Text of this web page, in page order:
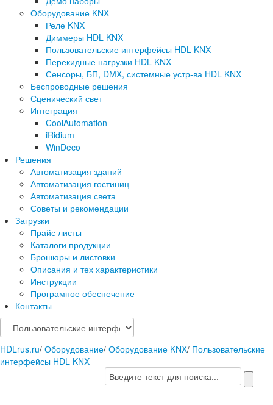
Оборудование KNX
Реле KNX
Диммеры HDL KNX
Пользовательские интерфейсы HDL KNX
Перекидные нагрузки HDL KNX
Сенсоры, БП, DMX, системные устр-ва HDL KNX
Беспроводные решения
Сценический свет
Интеграция
CoolAutomation
iRidium
WinDeco
Решения
Автоматизация зданий
Автоматизация гостиниц
Автоматизация света
Советы и рекомендации
Загрузки
Прайс листы
Каталоги продукции
Брошюры и листовки
Описания и тех характеристики
Инструкции
Програмное обеспечение
Контакты
HDLrus.ru/ Оборудование/ Оборудование KNX/ Пользовательские
интерфейсы HDL KNX